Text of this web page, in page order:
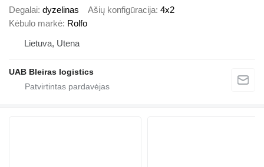
Degalai dyzelinas Ašių konfigūracija 4x2
Kėbulo markė Rolfo
Lietuva, Utena
UAB Bleiras logistics